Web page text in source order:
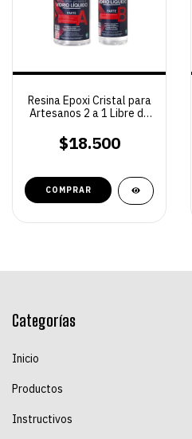
Resina Epoxi Cristal para
Artesanos 2 a 1 Libre de
$18.500
COMPRAR
Categorías
Inicio
Productos
Instructivos